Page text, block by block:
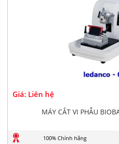
Giá: Liên hệ
MÁY CẮT VI PHẪU
100% Chính hãng